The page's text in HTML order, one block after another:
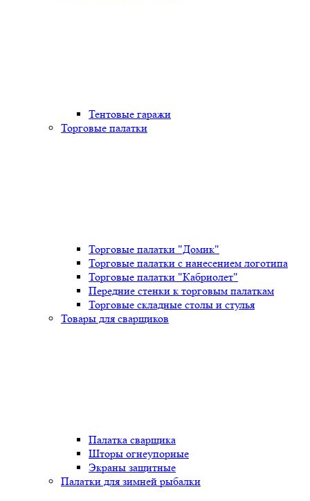
Тентовые гаражи
Торговые палатки
Торговые палатки "Домик"
Торговые палатки с нанесением логотипа
Торговые палатки "Кабриолет"
Передние стенки к торговым палаткам
Торговые складные столы и стулья
Товары для сварщиков
Палатка сварщика
Шторы огнеупорные
Экраны защитные
Палатки для зимней рыбалки